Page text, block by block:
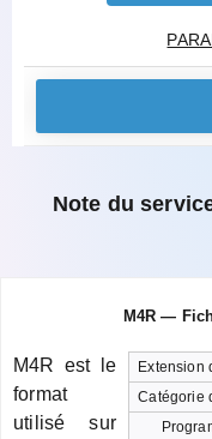
Note du
M4R —
Extension
Catégorie
M4R est le
format
utilisé sur